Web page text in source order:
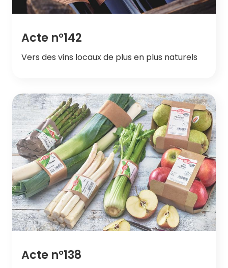
Acte n°142
Vers des vins locaux de plus en plus naturels
Acte n°138